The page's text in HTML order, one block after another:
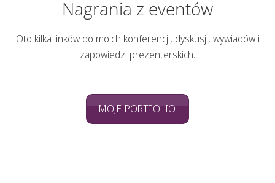
Nagrania z eventów
Oto kilka linków do moich konferencji, dyskusji, wywiadów i
zapowiedzi prezenterskich.
MOJE PORTFOLIO